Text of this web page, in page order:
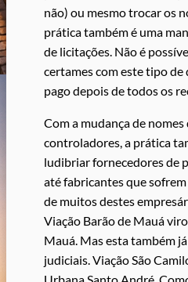
não) ou mesmo trocar os
prática também é uma
de licitações. Não é
certames com este tipo
pago depois de todos os
Com a mudança de
controladores, a prática
ludibriar fornecedores de
até fabricantes que
de muitos destes
Viação Barão de Mauá
Mauá. Mas esta também
judiciais. Viação São